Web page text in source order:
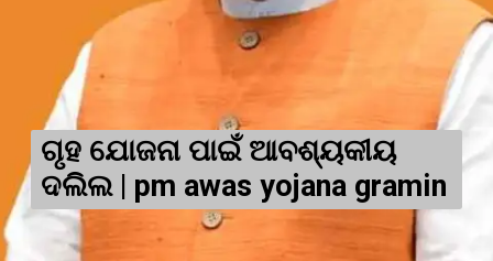
ଗୃହ ଯୋଜନା ପାଇଁ ଆବଶ୍ୟକୀୟ
ଦଲିଲ | pm awas yojana gramin